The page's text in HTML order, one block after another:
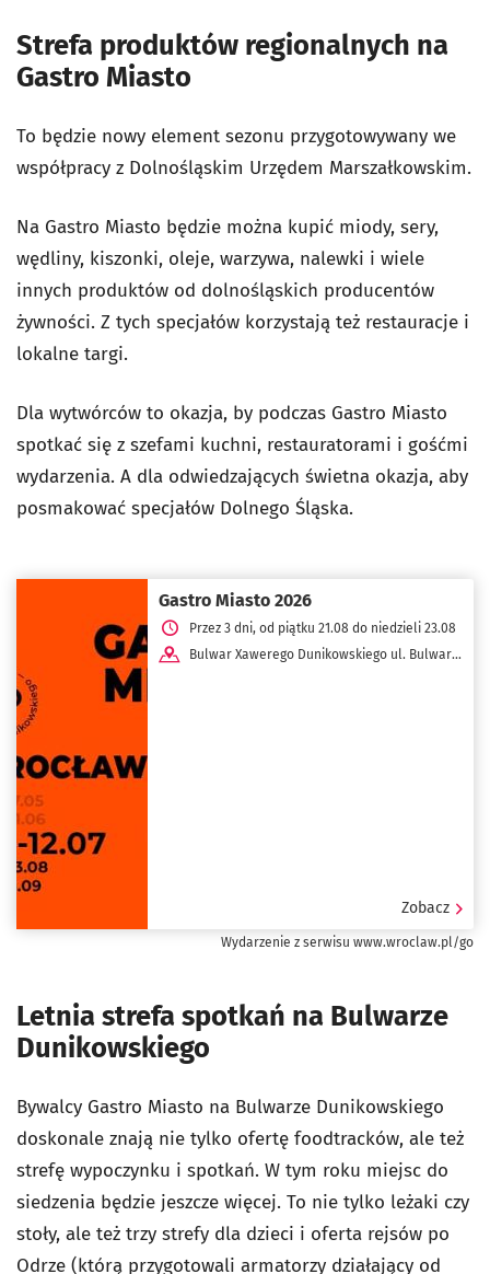
Strefa produktów regionalnych na
Gastro Miasto
To będzie nowy element sezonu przygotowywany we
współpracy z Dolnośląskim Urzędem Marszałkowskim.
Na Gastro Miasto będzie można kupić miody, sery,
wędliny, kiszonki, oleje, warzywa, nalewki i wiele
innych produktów od dolnośląskich producentów
żywności. Z tych specjałów korzystają też restauracje i
lokalne targi.
Dla wytwórców to okazja, by podczas Gastro Miasto
spotkać się z szefami kuchni, restauratorami i gośćmi
wydarzenia. A dla odwiedzających świetna okazja, aby
posmakować specjałów Dolnego Śląska.
Gastro Miasto 2026
Przez 3 dni, od piątku 21.08 do niedzieli 23.08
Bulwar Xawerego Dunikowskiego ul. Bulwar
Zobacz
Wydarzenie z serwisu www.wroclaw.pl/go
Letnia strefa spotkań na Bulwarze
Dunikowskiego
Bywalcy Gastro Miasto na Bulwarze Dunikowskiego
doskonale znają nie tylko ofertę foodtracków, ale też
strefę wypoczynku i spotkań. W tym roku miejsc do
siedzenia będzie jeszcze więcej. To nie tylko leżaki czy
stoły, ale też trzy strefy dla dzieci i oferta rejsów po
Odrze (którą przygotowali armatorzy działający od